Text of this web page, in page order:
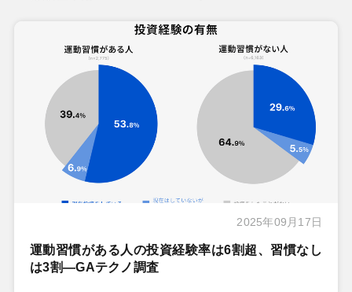
2025年09月17日
運動習慣がある人の投資経験率は6割超、習慣なし
は3割―GAテクノ調査